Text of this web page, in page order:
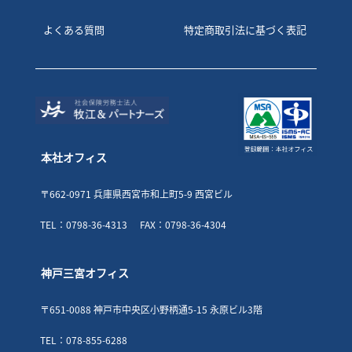
よくある質問 特定商取引法に基づく表記
本社オフィス
〒662-0971 兵庫県西宮市和上町5-9 西宮ビル
TEL：0798-36-4313 FAX：0798-36-4304
神戸三宮オフィス
〒651-0088 神戸市中央区小野柄通5-15 永原ビル3階
TEL：078-855-6288